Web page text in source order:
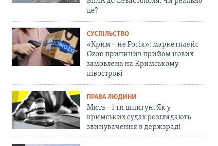
це?
СУСПІЛЬСТВО
«Крим – не Росія»: маркетплейс
Ozon припинив прийом нових
замовлень на Кримському
півострові
ПРАВА ЛЮДИНИ
Мить – і ти шпигун. Як у
кримських судах розглядають
звинувачення в держзраді